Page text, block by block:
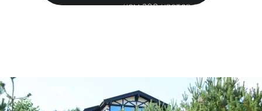
чем 200 цветов делает их